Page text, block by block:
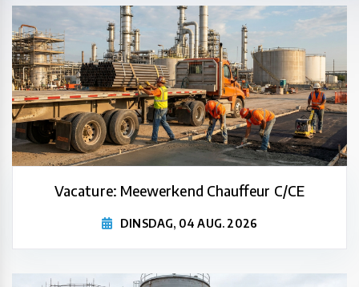
Vacature: Meewerkend Chauffeur C/CE
DINSDAG, 04 AUG. 2026